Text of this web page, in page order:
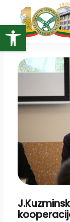
Open toolbar
turinio